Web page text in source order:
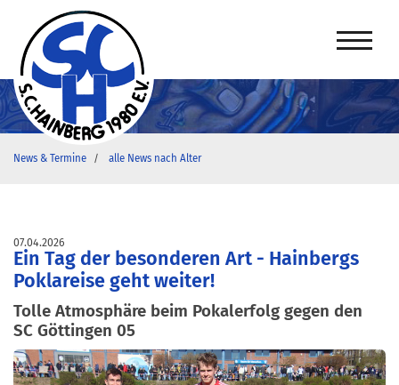
News & Termine alle News nach Alter
07.04.2026
Ein Tag der besonderen Art - Hainbergs
Poklareise geht weiter!
Tolle Atmosphäre beim Pokalerfolg gegen den
SC Göttingen 05